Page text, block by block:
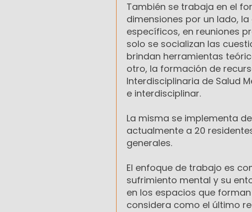
También se trabaja en el
dimensiones por un lado,
específicos, en reuniones
solo se socializan las
brindan herramientas
otro, la formación de
Interdisciplinaria de Salud
e interdisciplinar.
La misma se implementa
actualmente a 20
generales.
El enfoque de trabajo es
sufrimiento mental y su
en los espacios que
considera como el último